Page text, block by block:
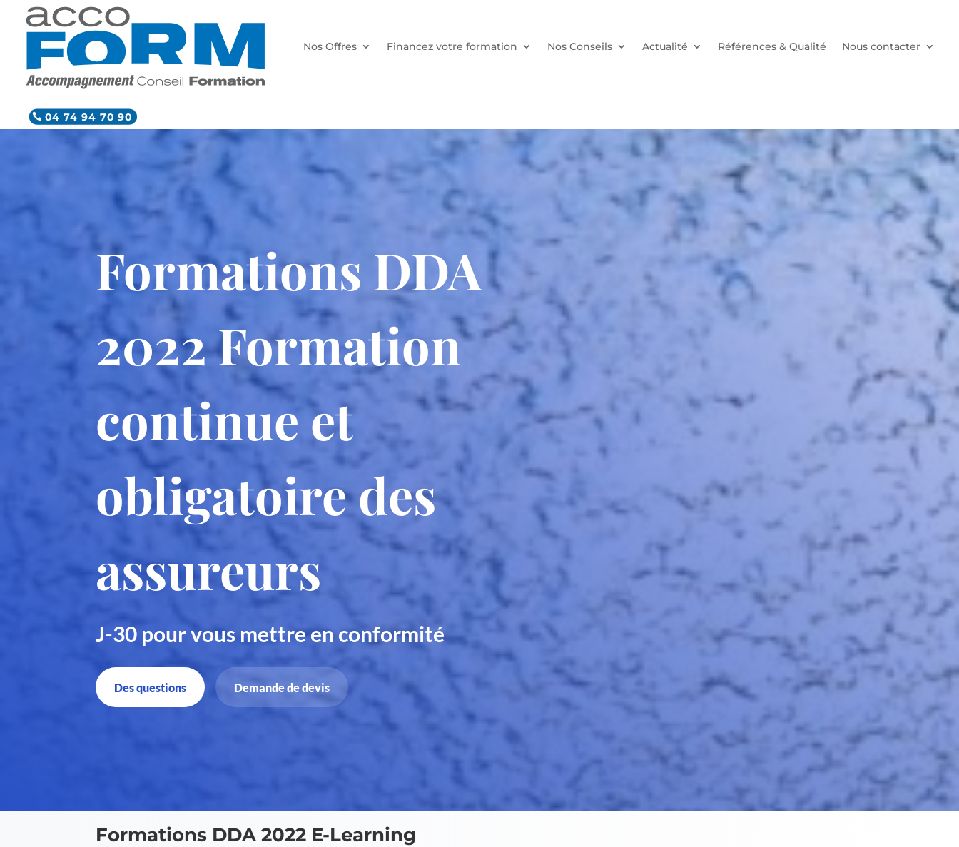
Nos Offres Financez votre formation Nos Conseils Actualité Références & Qualité Nous contacter
04 74 94 70 90
Formations DDA
2022 Formation
continue et
obligatoire des
assureurs
J-30 pour vous mettre en conformité
Des questions Demande de devis
Formations DDA 2022 E-Learning